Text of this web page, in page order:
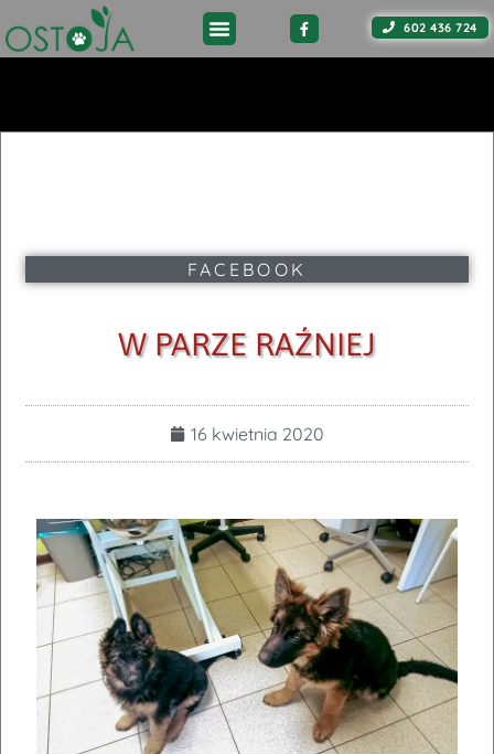
602 436 724
FACEBOOK
W PARZE RAŹNIEJ
16 kwietnia 2020